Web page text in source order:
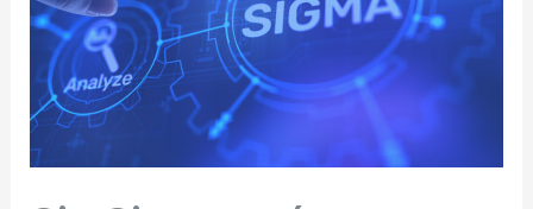
metodología
en
el
mantenimiento
industrial